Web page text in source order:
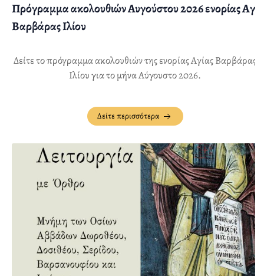
Πρόγραμμα ακολουθιών Αυγούστου 2026 ενορίας Αγ.
Βαρβάρας Ιλίου
Δείτε το πρόγραμμα ακολουθιών της ενορίας Αγίας Βαρβάρας
Ιλίου για το μήνα Αύγουστο 2026.
Δείτε περισσότερα